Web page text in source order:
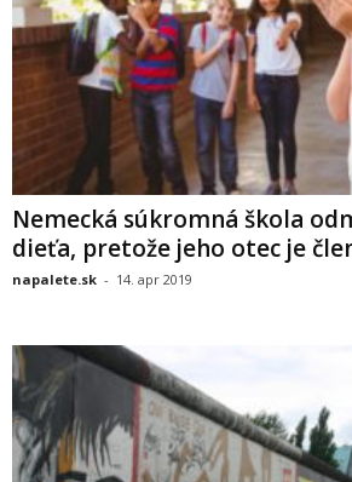
Nemecká súkromná škola
dieťa, pretože jeho otec je
napalete.sk - 14. apr 2019